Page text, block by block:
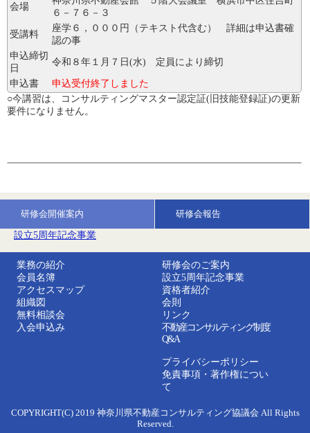
会場
６－７６－３
受講料
座学６，０００円（テキスト代含む） 詳細は申込書確
認の事
申込締切
日
令和８年１月７日(水) 定員により締切
申込書
申込受付終了しました
○今講習は、コンサルティングマスター認定証(旧技能登録証)の更新
要件になりません。
研修会開催案内 研修会報告
設立5周年記念事業
業務の紹介
会員名簿
アクセスマップ
組織図
無料相談会
研修会のご案内
設立5周年記念事業
資格者紹介
会則
リンク
入会申込み
不動産コンサルティング制度
Q&A
プライバシーポリシー
免責事項・著作権につい
て
COPYRIGHT(C) 2019 神奈川県不動産コンサルティング協議会 All Rights
Reserved.